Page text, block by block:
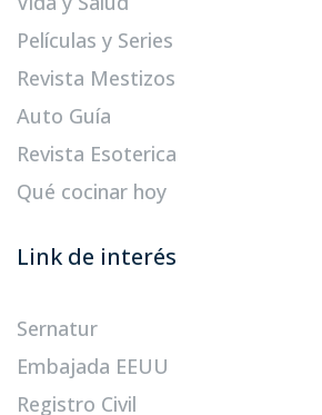
Películas y Series
Revista Mestizos
Auto Guía
Revista Esoterica
Qué cocinar hoy
Link de interés
Sernatur
Embajada EEUU
Registro Civil